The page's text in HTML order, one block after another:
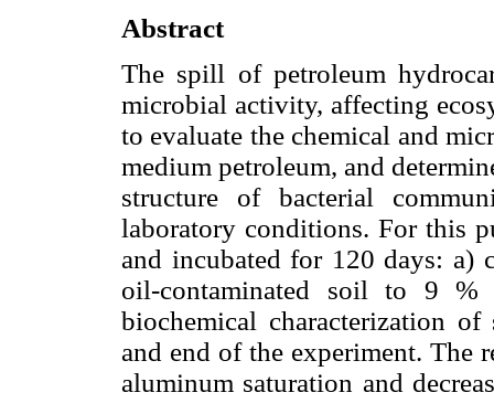
Abstract
The spill of petroleum
microbial activity, affecting
to evaluate the chemical and
medium petroleum, and
structure of bacterial
laboratory conditions. For this
and incubated for 120 days: a)
oil-contaminated soil to 9 %
biochemical characterization
and end of the experiment. The
aluminum saturation and